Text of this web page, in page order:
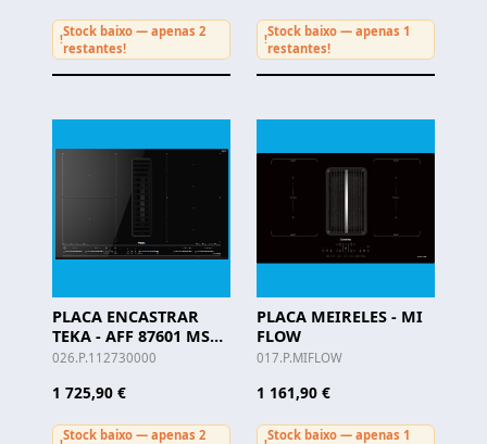
!
Stock baixo — apenas 2
restantes!
!
Stock baixo — apenas 1
restantes!
PLACA ENCASTRAR
TEKA - AFF 87601 MST
BK
026.P.112730000
1 725,90 €
Stock baixo — apenas 2
PLACA MEIRELES - MI
FLOW
017.P.MIFLOW
1 161,90 €
Stock baixo — apenas 1